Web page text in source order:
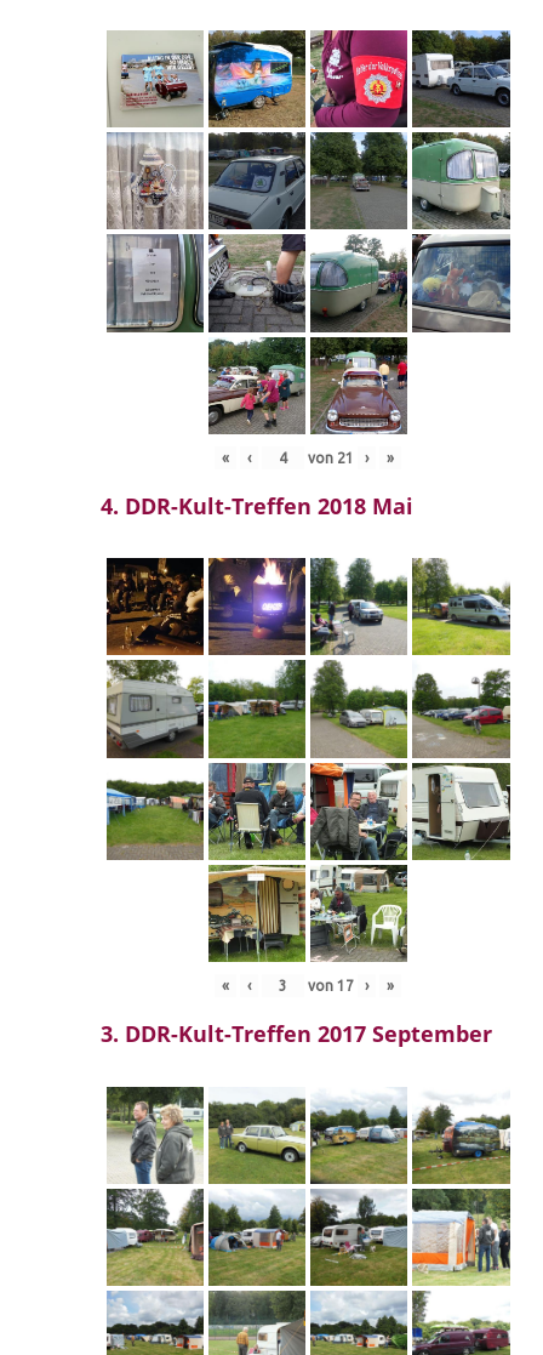
« ‹ von 21 › »
4. DDR-Kult-Treffen 2018 Mai
« ‹ von 17 › »
3. DDR-Kult-Treffen 2017 September